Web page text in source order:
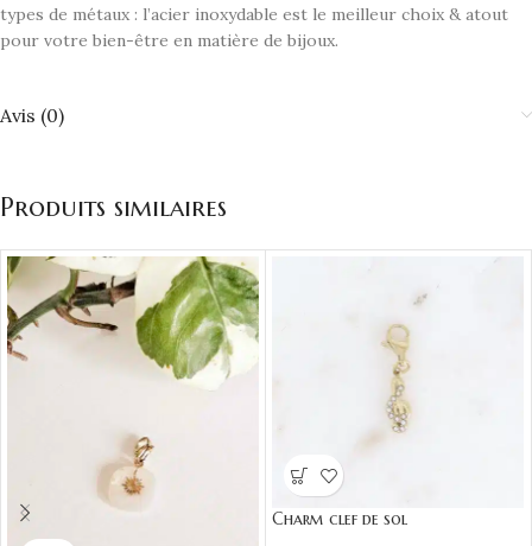
types de métaux : l’acier inoxydable est le meilleur choix & atout
pour votre bien-être en matière de bijoux.
Avis (0)
Produits similaires
Charm clef de sol